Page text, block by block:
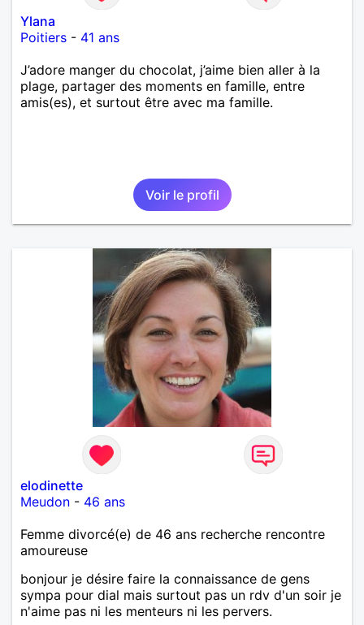
Ylana
Poitiers - 41 ans
J’adore manger du chocolat, j’aime bien aller à la
plage, partager des moments en famille, entre
amis(es), et surtout être avec ma famille.
Voir le profil
elodinette
Meudon - 46 ans
Femme divorcé(e) de 46 ans recherche rencontre
amoureuse
bonjour je désire faire la connaissance de gens
sympa pour dial mais surtout pas un rdv d'un soir je
n'aime pas ni les menteurs ni les pervers.